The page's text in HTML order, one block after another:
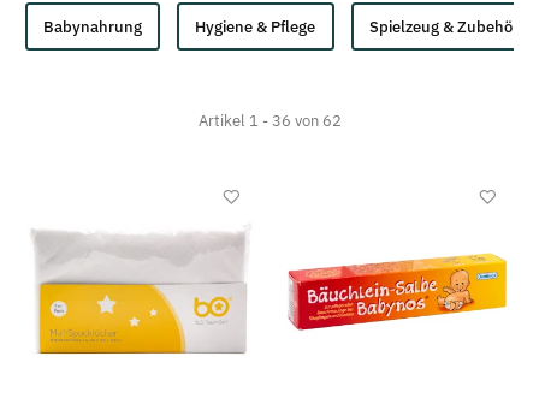
Babynahrung Hygiene & Pflege Spielzeug & Zubehör
Artikel 1 - 36 von 62